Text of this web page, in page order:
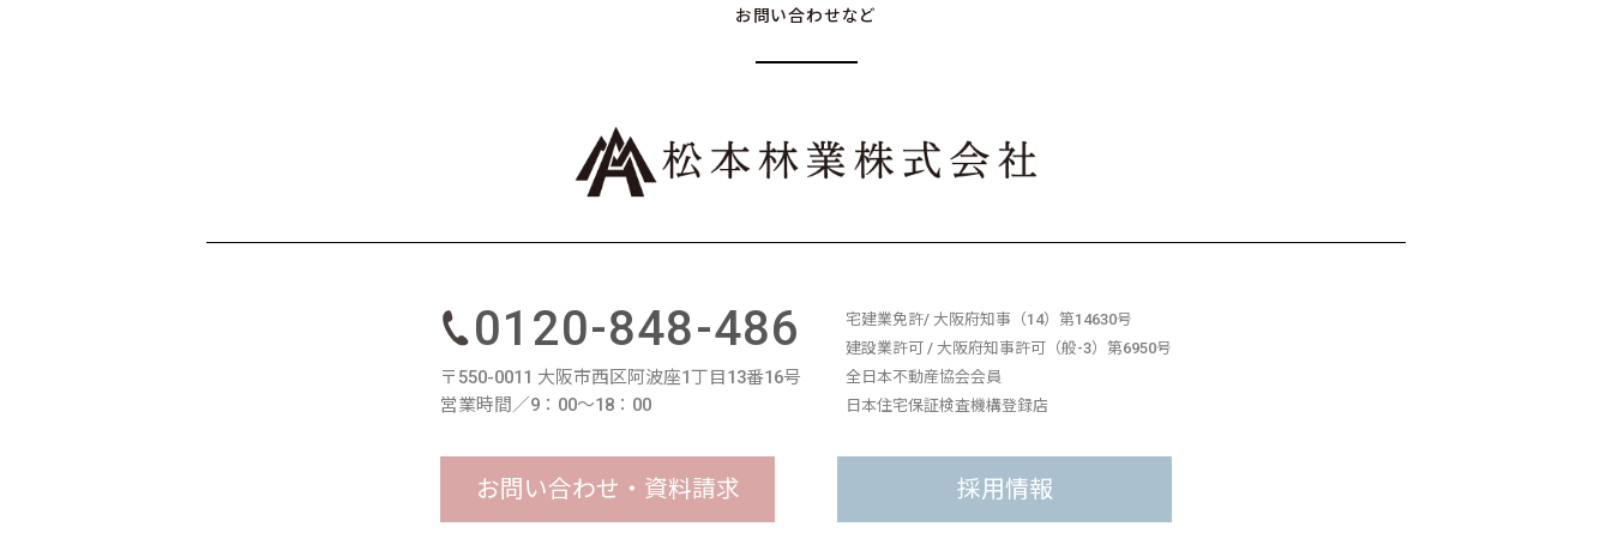
お問い合わせなど
0120-848-486
〒550-0011 大阪市西区阿波座1丁目13番16号
営業時間／9：00〜18：00
宅建業免許/ 大阪府知事（14）第14630号
建設業許可 / 大阪府知事許可（般-3）第6950号
全日本不動産協会会員
日本住宅保証検査機構登録店
お問い合わせ・資料請求 採用情報